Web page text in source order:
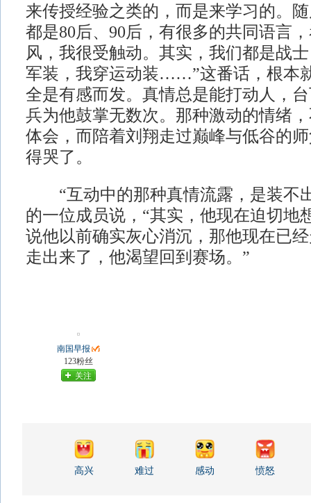
来传授经验之类的，而是来学习的。
都是80后、90后，有很多的共同语言
风，我很受触动。其实，我们都是战
军装，我穿运动装……”这番话，根本
全是有感而发。真情总是能打动人，
兵为他鼓掌无数次。那种激动的情绪
体会，而陪着刘翔走过巅峰与低谷的
得哭了。
“互动中的那种真情流露，是装不
的一位成员说，“其实，他现在迫切地
说他以前确实灰心消沉，那他现在已
走出来了，他渴望回到赛场。”
南国早报
123粉丝
关注
高兴 难过 感动 愤怒